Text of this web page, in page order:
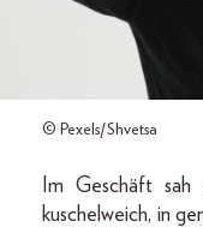
© Pexels/Shvetsa
Im Geschäft sah
kuschelweich, in